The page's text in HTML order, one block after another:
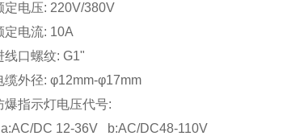
定电压: 220V/380V
定电流: 10A
线口螺纹: G1"
缆外径: φ12mm-φ17mm
爆指示灯电压代号:
DC 12-36V b:AC/DC48-110V